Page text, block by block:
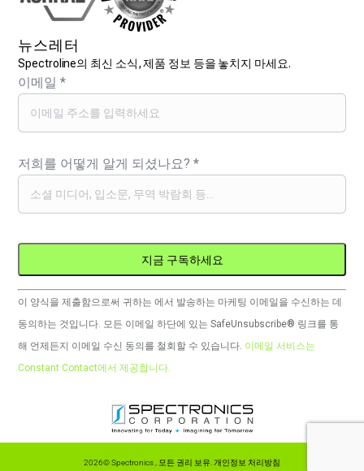
뉴스레터
Spectroline의 최신 소식, 제품 정보 등을 놓치지 마세요.
이메일*
저희를 어떻게 알게 되셨나요?*
Constant
Contact
사
용.
는
이 양식을 제출함으로써 귀하는 에서 발송하는 마케팅 이메일을 수신하는 데
동의하는 것입니다. 모든 이메일 하단에 있는 SafeUnsubscribe® 링크를 통
해 언제든지 이메일 수신 동의를 철회할 수 있습니다. 이메일 서비스는
Constant Contact에서 제공합니다.
2026© Spectronics , 모든 권리 보유.개인정보 처리방침